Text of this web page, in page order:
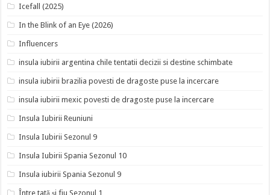
Icefall (2025)
In the Blink of an Eye (2026)
Influencers
insula iubirii argentina chile tentatii decizii si destine schimbate
insula iubirii brazilia povesti de dragoste puse la incercare
insula iubirii mexic povesti de dragoste puse la incercare
Insula Iubirii Reuniuni
Insula Iubirii Sezonul 9
Insula Iubirii Spania Sezonul 10
Insula iubirii Spania Sezonul 9
Între tată și fiu Sezonul 1